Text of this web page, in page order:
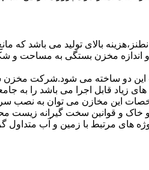
بالای تولید می باشد که
مخزن بستگی به مساحت و
این دو ساخته می شود.شرکت
زیاد قابل اجرا می باشد را به
مخازن می توان به نصب سریع
و خاک و قوانین سخت گیرانه
های مرتبط با زمین و آب متداول